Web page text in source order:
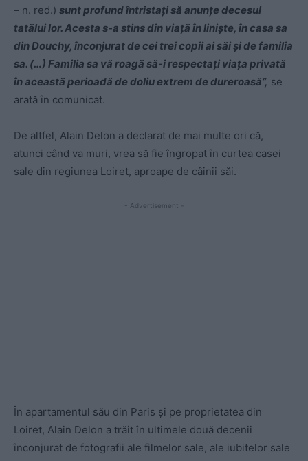
– n. red.) sunt profund întristaţi să anunţe decesul
tatălui lor. Acesta s-a stins din viaţă în linişte, în casa sa
din Douchy, înconjurat de cei trei copii ai săi şi de familia
sa. (…) Familia sa vă roagă să-i respectaţi viaţa privată
în această perioadă de doliu extrem de dureroasă”, se
arată în comunicat.
De altfel, Alain Delon a declarat de mai multe ori că,
atunci când va muri, vrea să fie îngropat în curtea casei
sale din regiunea Loiret, aproape de câinii săi.
- Advertisement -
În apartamentul său din Paris şi pe proprietatea din
Loiret, Alain Delon a trăit în ultimele două decenii
înconjurat de fotografii ale filmelor sale, ale iubitelor sale